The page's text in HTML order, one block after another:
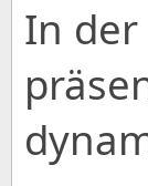
In der